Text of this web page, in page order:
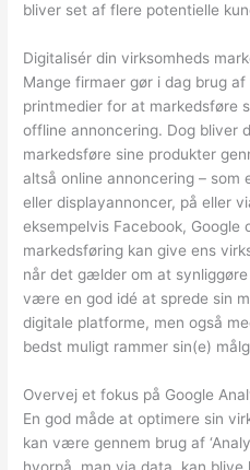
bliver set af flere potentielle
Digitalisér din virksomheds
Mange firmaer gør i dag brug
printmedier for at markedsføre
offline annoncering. Dog bliver
markedsføre sine produkter
altså online annoncering – som
eller displayannoncer, på eller
eksempelvis Facebook, Google
markedsføring kan give ens
når det gælder om at
være en god idé at sprede sin
digitale platforme, men også
bedst muligt rammer sin(e)
Overvej et fokus på Google
En god måde at optimere sin
kan være gennem brug af